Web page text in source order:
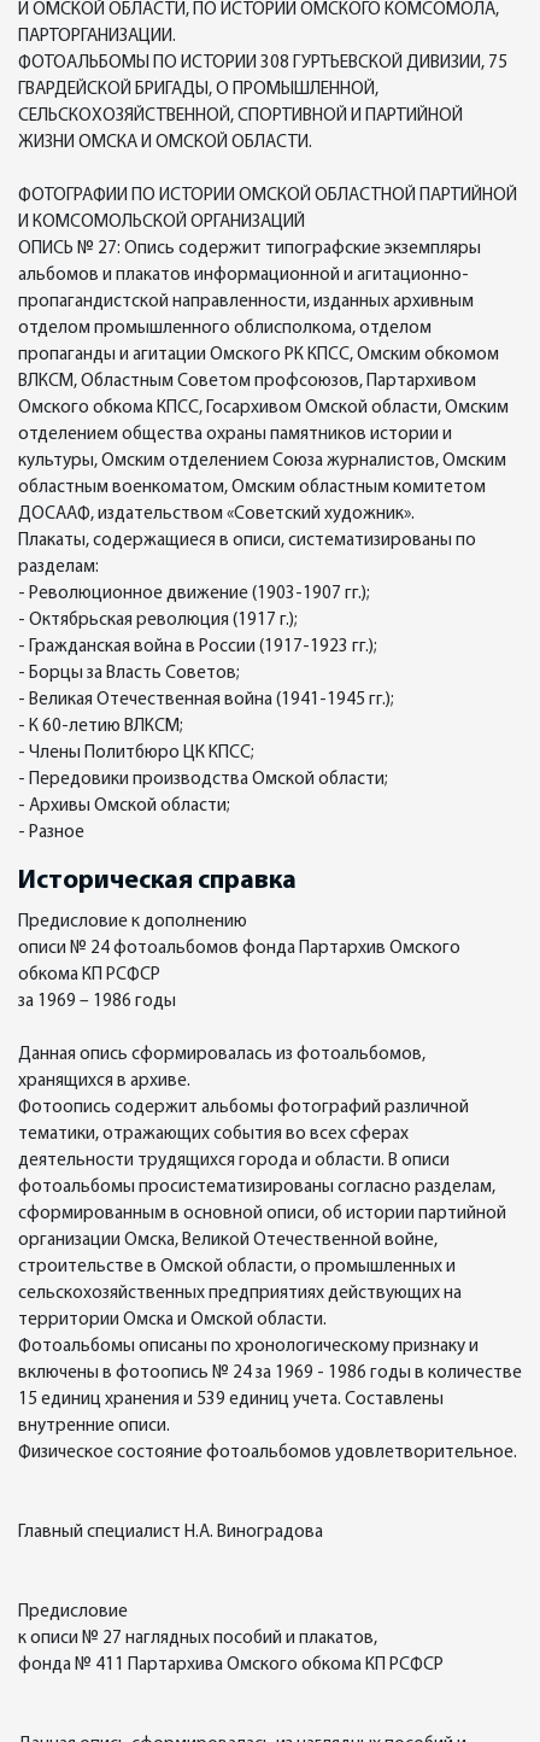
И ОМСКОЙ ОБЛАСТИ, ПО ИСТОРИИ ОМСКОГО КОМСОМОЛА,
ПАРТОРГАНИЗАЦИИ.
ФОТОАЛЬБОМЫ ПО ИСТОРИИ 308 ГУРТЬЕВСКОЙ ДИВИЗИИ, 75
ГВАРДЕЙСКОЙ БРИГАДЫ, О ПРОМЫШЛЕННОЙ,
СЕЛЬСКОХОЗЯЙСТВЕННОЙ, СПОРТИВНОЙ И ПАРТИЙНОЙ
ЖИЗНИ ОМСКА И ОМСКОЙ ОБЛАСТИ.
ФОТОГРАФИИ ПО ИСТОРИИ ОМСКОЙ ОБЛАСТНОЙ ПАРТИЙНОЙ
И КОМСОМОЛЬСКОЙ ОРГАНИЗАЦИЙ
ОПИСЬ № 27: Опись содержит типографские экземпляры
альбомов и плакатов информационной и агитационно-
пропагандистской направленности, изданных архивным
отделом промышленного облисполкома, отделом
пропаганды и агитации Омского РК КПСС, Омским обкомом
ВЛКСМ, Областным Советом профсоюзов, Партархивом
Омского обкома КПСС, Госархивом Омской области, Омским
отделением общества охраны памятников истории и
культуры, Омским отделением Союза журналистов, Омским
областным военкоматом, Омским областным комитетом
ДОСААФ, издательством «Советский художник».
Плакаты, содержащиеся в описи, систематизированы по
разделам:
- Революционное движение (1903-1907 гг.);
- Октябрьская революция (1917 г.);
- Гражданская война в России (1917-1923 гг.);
- Борцы за Власть Советов;
- Великая Отечественная война (1941-1945 гг.);
- К 60-летию ВЛКСМ;
- Члены Политбюро ЦК КПСС;
- Передовики производства Омской области;
- Архивы Омской области;
- Разное
Историческая справка
Предисловие к дополнению
описи № 24 фотоальбомов фонда Партархив Омского
обкома КП РСФСР
за 1969 – 1986 годы
Данная опись сформировалась из фотоальбомов,
хранящихся в архиве.
Фотоопись содержит альбомы фотографий различной
тематики, отражающих события во всех сферах
деятельности трудящихся города и области. В описи
фотоальбомы просистематизированы согласно разделам,
сформированным в основной описи, об истории партийной
организации Омска, Великой Отечественной войне,
строительстве в Омской области, о промышленных и
сельскохозяйственных предприятиях действующих на
территории Омска и Омской области.
Фотоальбомы описаны по хронологическому признаку и
включены в фотоопись № 24 за 1969 - 1986 годы в количестве
15 единиц хранения и 539 единиц учета. Составлены
внутренние описи.
Физическое состояние фотоальбомов удовлетворительное.
Главный специалист Н.А. Виноградова
Предисловие
к описи № 27 наглядных пособий и плакатов,
фонда № 411 Партархива Омского обкома КП РСФСР